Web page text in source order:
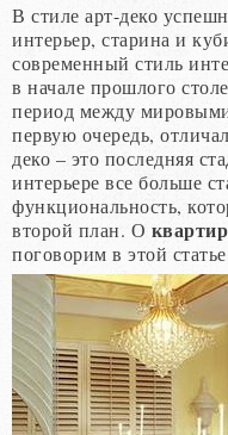
В стиле арт-деко
интерьер, старина и
современный стиль
в начале прошлого
период между
первую очередь,
деко – это последняя
интерьере все больше
функциональность,
второй план. О
поговорим в этой